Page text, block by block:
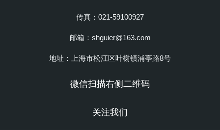
传真：021-59100927
邮箱：shguier@163.com
地址：上海市松江区叶榭镇浦亭路8号
微信扫描右侧二维码
关注我们